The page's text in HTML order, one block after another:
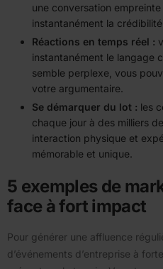
une conversation
instantanément la
Réactions en temps réel :
instantanément le langage
semble perplexe, vous
votre argumentaire.
Se démarquer du lot : les
chaque jour à des milliers
interaction physique et
mémorable et unique.
5 exemples de
face à fort impact
Pour générer une affluence
d’événements d’entreprise à